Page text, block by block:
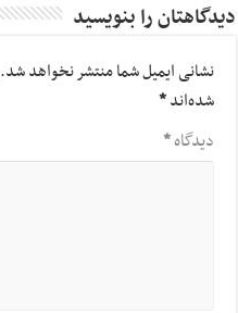
دیدگاهتان را بنویسید
نشانی ایمیل شما منتشر نخواهد شد.
شده‌اند*
دیدگاه*